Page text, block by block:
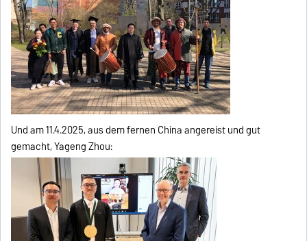
Und am 11.4.2025, aus dem fernen China angereist und gut
gemacht, Yageng Zhou: